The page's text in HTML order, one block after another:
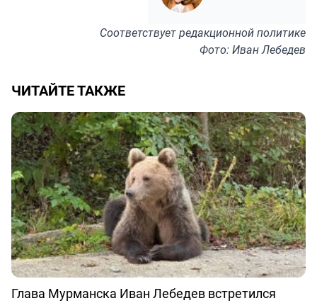
Соответствуетредакционной политике
Фото: Иван Лебедев
ЧИТАЙТЕ ТАКЖЕ
Глава Мурманска Иван Лебедев встретился